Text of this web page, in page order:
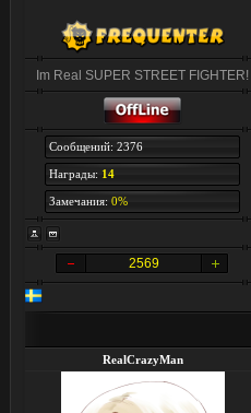
Im Real SUPER STREET FIGHTER!
Сообщений: 2376
Награды: 14
Замечания: 0%
2569
RealCrazyMan